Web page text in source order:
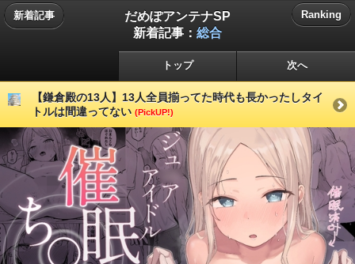
新着記事
だめぽアンテナSP
新着記事： 総合
Ranking
トップ 次へ
【鎌倉殿の13人】13人全員揃ってた時代も長かったしタイ
トルは間違ってない (PickUP!)